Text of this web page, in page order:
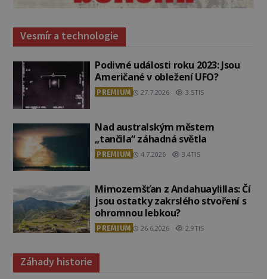
Vesmír a technologie
Podivné události roku 2023: Jsou
Američané v obležení UFO?
PREMIUM 27.7.2026 3.5TIS
Nad australským městem
„tančila“ záhadná světla
PREMIUM 4.7.2026 3.4TIS
Mimozemšťan z Andahuaylillas: Čí
jsou ostatky zakrslého stvoření s
ohromnou lebkou?
PREMIUM 26.6.2026 2.9TIS
Záhady historie